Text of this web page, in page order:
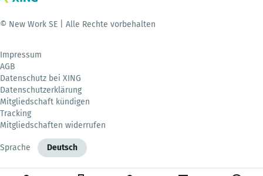
© New Work SE | Alle Rechte vorbehalten
Impressum
AGB
Datenschutz bei XING
Datenschutzerklärung
Mitgliedschaft kündigen
Tracking
Mitgliedschaften widerrufen
Sprache Deutsch